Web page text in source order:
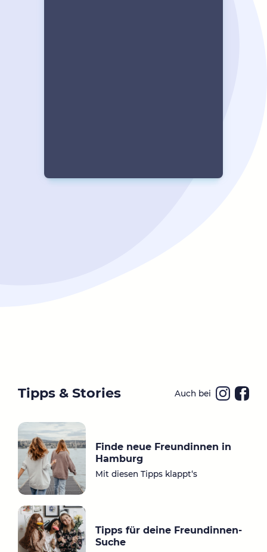
Tipps & Stories Auch bei
a
Finde neue Freundinnen in
Hamburg
Mit diesen Tipps klappt‘s
Tipps für deine Freundinnen-
Suche